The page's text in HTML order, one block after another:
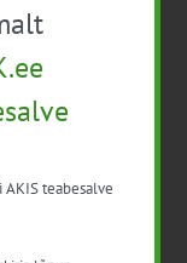
teabesalve